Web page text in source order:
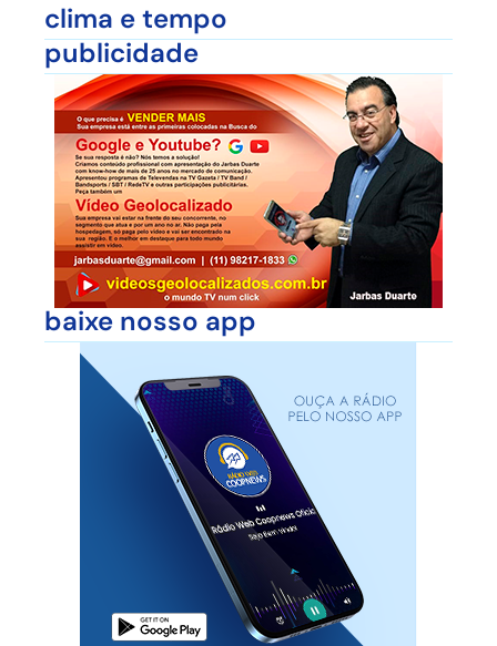
clima e tempo
publicidade
baixe nosso app